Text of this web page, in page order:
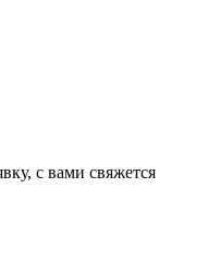
с вами свяжется